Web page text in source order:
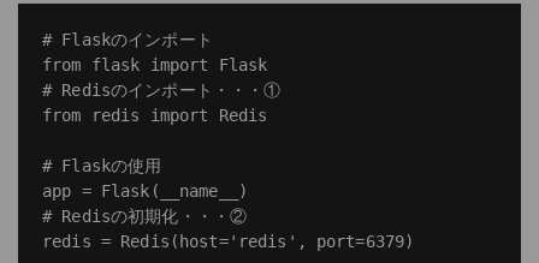
# Flaskのインポート
from flask import Flask
# Redisのインポート・・・①
from redis import Redis
# Flaskの使用
app = Flask(__name__)
# Redisの初期化・・・②
redis = Redis(host='redis', port=6379)